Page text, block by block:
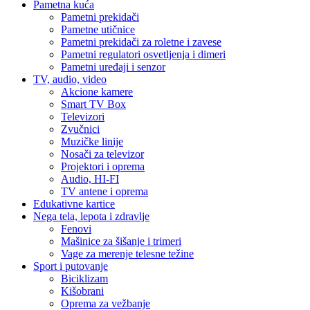
Pametna kuća
Pametni prekidači
Pametne utičnice
Pametni prekidači za roletne i zavese
Pametni regulatori osvetljenja i dimeri
Pametni uređaji i senzor
TV, audio, video
Akcione kamere
Smart TV Box
Televizori
Zvučnici
Muzičke linije
Nosači za televizor
Projektori i oprema
Audio, HI-FI
TV antene i oprema
Edukativne kartice
Nega tela, lepota i zdravlje
Fenovi
Mašinice za šišanje i trimeri
Vage za merenje telesne težine
Sport i putovanje
Biciklizam
Kišobrani
Oprema za vežbanje